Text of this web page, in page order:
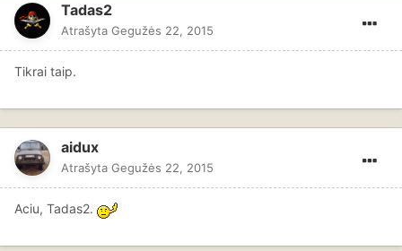
Tadas2
Atrašyta Gegužės 22, 2015
Tikrai taip.
aidux
Atrašyta Gegužės 22, 2015
Aciu, Tadas2.